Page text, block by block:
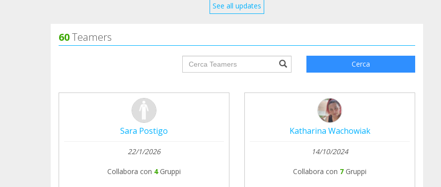
See all updates
60Teamers
groupProfile.searchForm.search.text??? Cerca
Sara Postigo
22/1/2026
Collabora con 4 Gruppi
Katharina Wachowiak
14/10/2024
Collabora con 7 Gruppi